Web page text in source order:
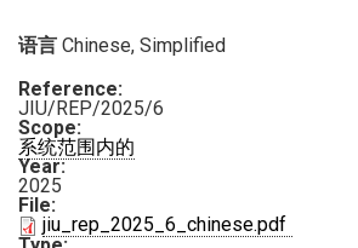
语言 Chinese, Simplified
Reference:
JIU/REP/2025/6
Scope:
系统范围内的
Year:
2025
File:
jiu_rep_2025_6_chinese.pdf